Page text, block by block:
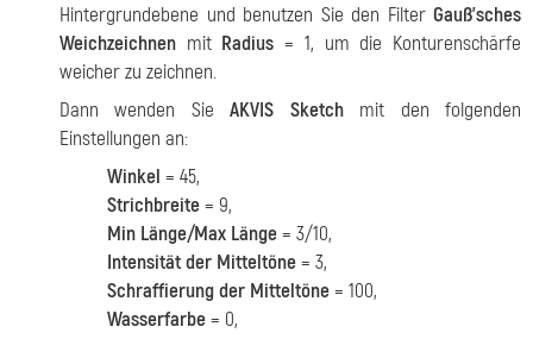
Hintergrundebene und benutzen Sie den Filter Gauß’sches
Weichzeichnen mit Radius = 1, um die Konturenschärfe
weicher zu zeichnen.
Dann wenden SieAKVIS Sketchmit den folgenden
Einstellungen an:
Winkel = 45,
Strichbreite= 9,
Min Länge/Max Länge= 3/10,
Intensität der Mitteltöne= 3,
Schraffierung der Mitteltöne= 100,
Wasserfarbe= 0,